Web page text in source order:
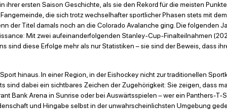
ersten Saison Geschichte, als sie den Rekord für die meisten
die sich trotz wechselhafter sportlicher Phasen stets mit
der Titel damals noch an die Colorado Avalanche ging. Die folgenden
Mit zwei aufeinanderfolgenden Stanley-Cup-Finalteilnahmen
sind diese Erfolge mehr als nur Statistiken – sie sind der Beweis, dass
hinaus. In einer Region, in der Eishockey nicht zur traditionellen
sind dabei ein sichtbares Zeichen der Zugehörigkeit: Sie zeigen, dass
Bank Arena in Sunrise oder bei Auswärtsspielen – wer ein Panthers-T-
und Hingabe selbst in der unwahrscheinlichsten Umgebung